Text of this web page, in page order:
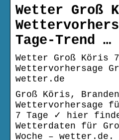
Wetter Groß
Tage-Trend …
Wetter Groß Köris
Wettervorhersage
wetter.de
Groß Köris,
Wettervorhersage
7 Tage ✓ hier
Wetterdaten für
Woche – wetter.de.